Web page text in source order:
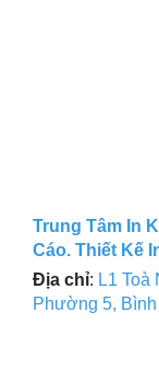
Trung Tâm In
Cáo. Thiết Kế
Địa chỉ: L1 Toà
Phường 5,